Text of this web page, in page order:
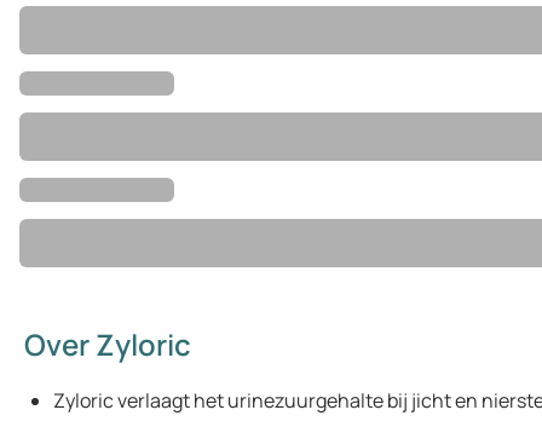
Over Zyloric
Zyloric verlaagt het urinezuurgehalte bij jicht en